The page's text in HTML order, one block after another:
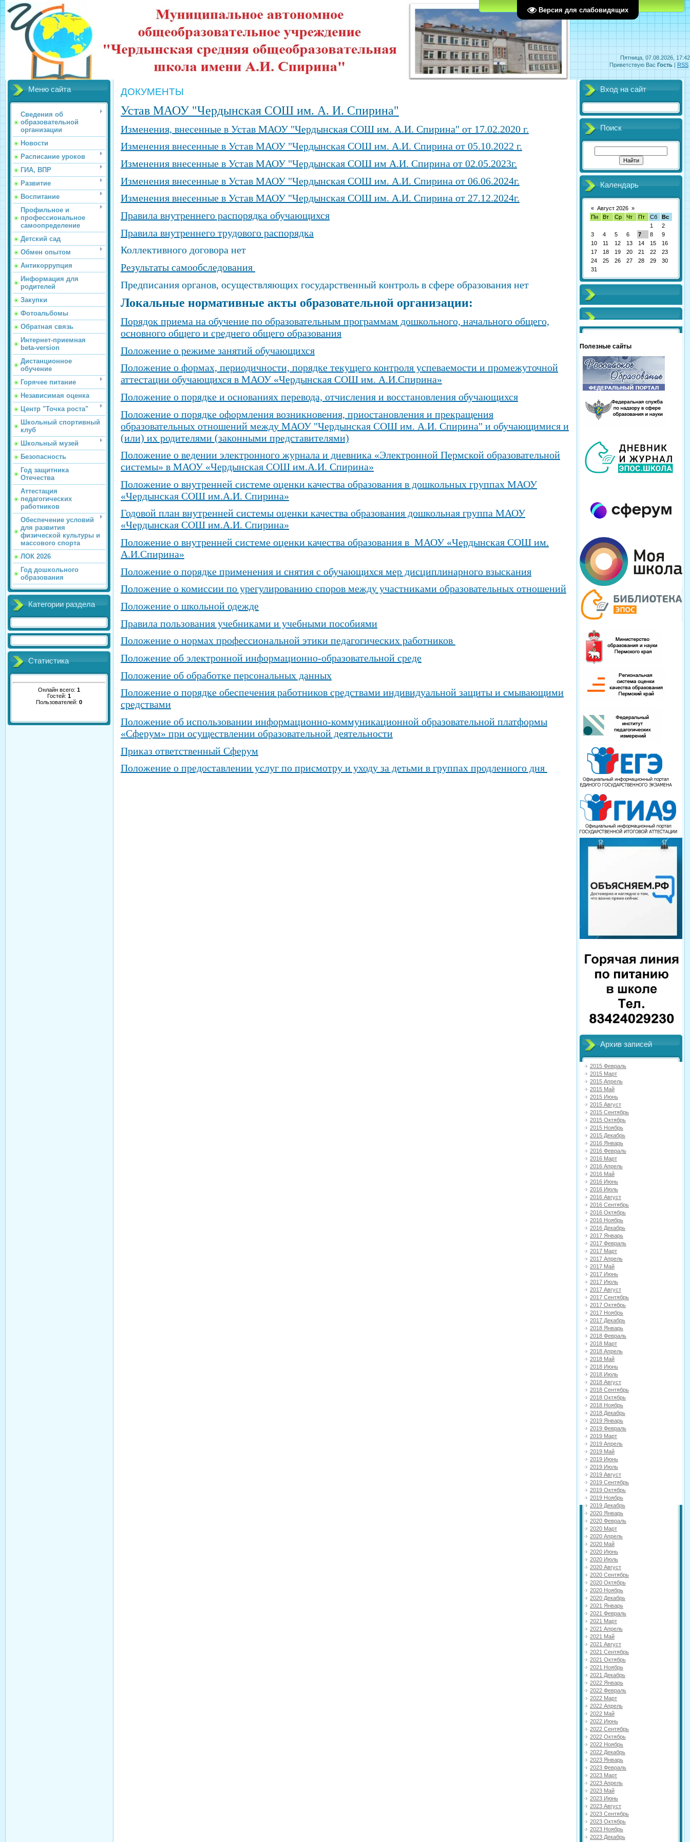
Версия для слабовидящих
Пятница, 07.08.2026, 17:42
Приветствую Вас Гость | RSS
Меню сайта
Сведения об
образовательной
организации
Новости
Расписание уроков
ГИА, ВПР
Развитие
Воспитание
Профильное и
профессиональное
самоопределение
Детский сад
Обмен опытом
Антикоррупция
Информация для
родителей
Закупки
Фотоальбомы
Обратная связь
Интернет-приемная
beta-version
Дистанционное
обучение
Горячее питание
Независимая оценка
Центр "Точка роста"
Школьный спортивный
клуб
Школьный музей
Безопасность
Год защитника
Отечества
Аттестация
педагогических
работников
Обеспечение условий
для развития
физической культуры и
массового спорта
ЛОК 2026
Год дошкольного
образования
Категории раздела
Статистика
Онлайн всего: 1
Гостей: 1
Пользователей: 0
ДОКУМЕНТЫ
Устав МАОУ "Чердынская СОШ им. А. И. Спирина"
Изменения, внесенные в Устав МАОУ "Чердынская СОШ им. А.И. Спирина" от 17.02.2020 г.
Изменения внесенные в Устав МАОУ "Чердынская СОШ им. А.И. Спирина от 05.10.2022 г.
Изменения внесенные в Устав МАОУ "Чердынская СОШ им А.И. Спирина от 02.05.2023г.
Изменения внесенные в Устав МАОУ "Чердынская СОШ им. А.И. Спирина от 06.06.2024г.
Изменения внесенные в Устав МАОУ "Чердынская СОШ им. А.И. Спирина от 27.12.2024г.
Правила внутреннего распорядка обучающихся
Правила внутреннего трудового распорядка
Коллективного договора нет
Результаты самообследования
Предписания органов, осуществляющих государственный контроль в сфере образования нет
Локальные нормативные акты образовательной организации:
Порядок приема на обучение по образовательным программам дошкольного, начального общего,
основного общего и среднего общего образования
Положение о режиме занятий обучающихся
Положение о формах, периодичности, порядке текущего контроля успеваемости и промежуточной
аттестации обучающихся в МАОУ «Чердынская СОШ им. А.И.Спирина»
Положение о порядке и основаниях перевода, отчисления и восстановления обучающихся
Положение о порядке оформления возникновения, приостановления и прекращения
образовательных отношений между МАОУ "Чердынская СОШ им. А.И. Спирина" и обучающимися и
(или) их родителями (законными представителями)
Положение о ведении электронного журнала и дневника «Электронной Пермской образовательной
системы» в МАОУ «Чердынская СОШ им.А.И. Спирина»
Положение о внутренней системе оценки качества образования в дошкольных группах МАОУ
«Чердынская СОШ им.А.И. Спирина»
Годовой план внутренней системы оценки качества образования дошкольная группа МАОУ
«Чердынская СОШ им.А.И. Спирина»
Положение о внутренней системе оценки качества образования в МАОУ «Чердынская СОШ им.
А.И.Спирина»
Положение о порядке применения и снятия с обучающихся мер дисциплинарного взыскания
Положение о комиссии по урегулированию споров между участниками образовательных отношений
Положение о школьной одежде
Правила пользования учебниками и учебными пособиями
Положение о нормах профессиональной этики педагогических работников
Положение об электронной информационно-образовательной среде
Положение об обработке персональных данных
Положение о порядке обеспечения работников средствами индивидуальной защиты и смывающими
средствами
Положение об использовании информационно-коммуникационной образовательной платформы
«Сферум» при осуществлении образовательной деятельности
Приказ ответственный Сферум
Положение о предоставлении услуг по присмотру и уходу за детьми в группах продленного дня
Вход на сайт
Поиск
Календарь
« Август 2026 »
Пн
Вт Ср Чт Пт Сб
Вс
1
2
3
4 5 6 7 8
9
10
11 12 13 14 15
16
17
18 19 20 21 22
23
24
25 26 27 28 29
30
31
Полезные сайты
Архив записей
2015 Февраль
2015 Март
2015 Апрель
2015 Май
2015 Июнь
2015 Август
2015 Сентябрь
2015 Октябрь
2015 Ноябрь
2015 Декабрь
2016 Январь
2016 Февраль
2016 Март
2016 Апрель
2016 Май
2016 Июнь
2016 Июль
2016 Август
2016 Сентябрь
2016 Октябрь
2016 Ноябрь
2016 Декабрь
2017 Январь
2017 Февраль
2017 Март
2017 Апрель
2017 Май
2017 Июнь
2017 Июль
2017 Август
2017 Сентябрь
2017 Октябрь
2017 Ноябрь
2017 Декабрь
2018 Январь
2018 Февраль
2018 Март
2018 Апрель
2018 Май
2018 Июнь
2018 Июль
2018 Август
2018 Сентябрь
2018 Октябрь
2018 Ноябрь
2018 Декабрь
2019 Январь
2019 Февраль
2019 Март
2019 Апрель
2019 Май
2019 Июнь
2019 Июль
2019 Август
2019 Сентябрь
2019 Октябрь
2019 Ноябрь
2019 Декабрь
2020 Январь
2020 Февраль
2020 Март
2020 Апрель
2020 Май
2020 Июнь
2020 Июль
2020 Август
2020 Сентябрь
2020 Октябрь
2020 Ноябрь
2020 Декабрь
2021 Январь
2021 Февраль
2021 Март
2021 Апрель
2021 Май
2021 Август
2021 Сентябрь
2021 Октябрь
2021 Ноябрь
2021 Декабрь
2022 Январь
2022 Февраль
2022 Март
2022 Апрель
2022 Май
2022 Июнь
2022 Сентябрь
2022 Октябрь
2022 Ноябрь
2022 Декабрь
2023 Январь
2023 Февраль
2023 Март
2023 Апрель
2023 Май
2023 Июнь
2023 Август
2023 Сентябрь
2023 Октябрь
2023 Ноябрь
2023 Декабрь